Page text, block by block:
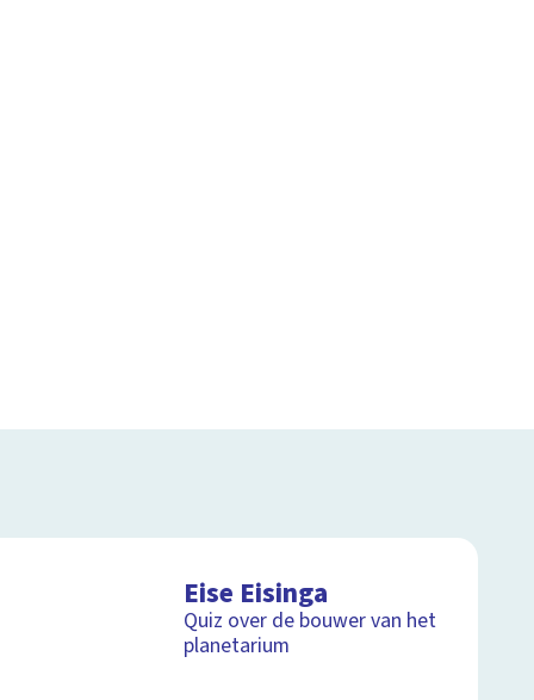
Eise Eisinga
Quiz over de bouwer van het
planetarium